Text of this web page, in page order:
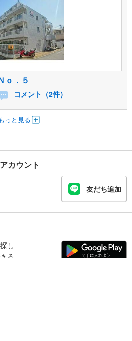
ｏ．５
コメント（2件）
っと見る
カウント
友だち追加
し
る